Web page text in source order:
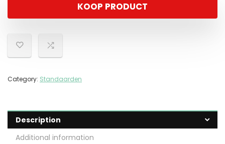
KOOP PRODUCT
Category: Standaarden
Description
Additional information